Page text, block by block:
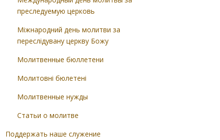
преследуемую церковь
Міжнародний день молитви за
переслідувану церкву Божу
Молитвенные бюллетени
Молитовні бюлетені
Молитвенные нужды
Статьи о молитве
Поддержать наше служение